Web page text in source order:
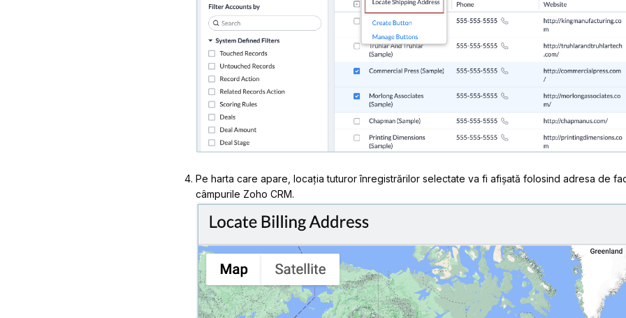
Pe harta care apare, locația tuturor înregistrărilor selectate va fi afișată folosind adresa de
câmpurile Zoho CRM.